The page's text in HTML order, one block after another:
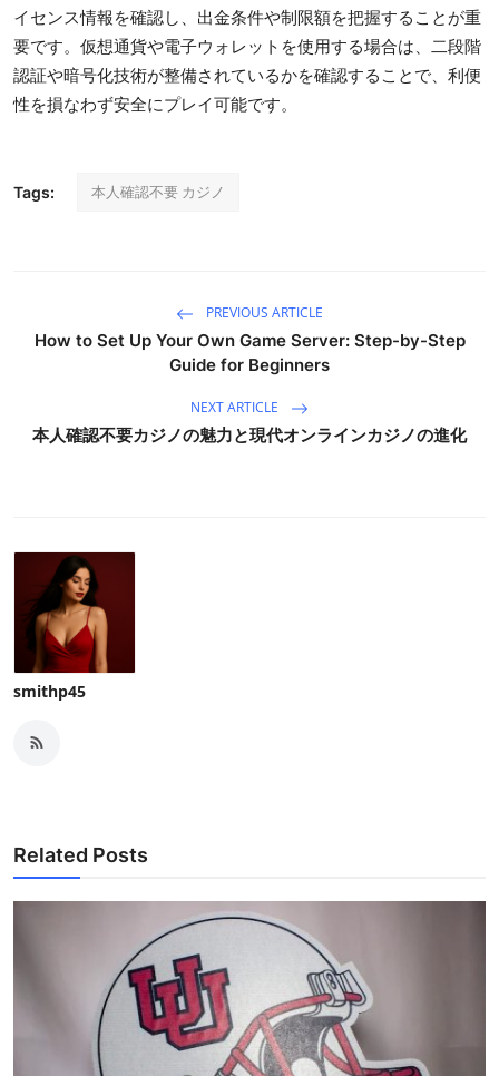
イセンス情報を確認し、出金条件や制限額を把握することが重
要です。仮想通貨や電子ウォレットを使用する場合は、二段階
認証や暗号化技術が整備されているかを確認することで、利便
性を損なわず安全にプレイ可能です。
Tags: 本人確認不要 カジノ
PREVIOUS ARTICLE
How to Set Up Your Own Game Server: Step-by-Step
Guide for Beginners
NEXT ARTICLE
本人確認不要カジノの魅力と現代オンラインカジノの進化
smithp45
Related Posts